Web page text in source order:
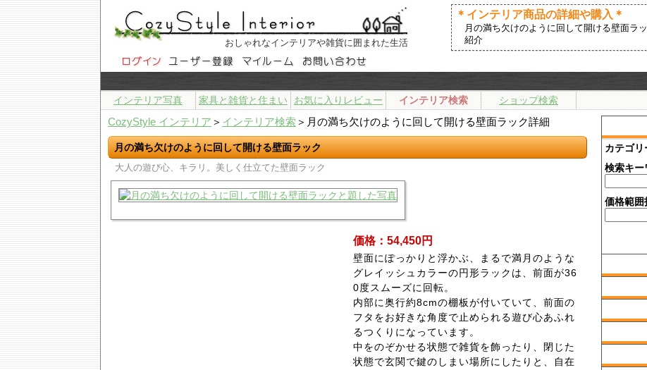
おしゃれなインテリアや雑貨に囲まれた生活
＊インテリア商品の詳細や購入＊
月の満ち欠けのように回して開ける壁面ラ
紹介
インテリア写真 家具と雑貨と住まい お気に入りレビュー インテリア検索
ショップ検索
CozyStyle インテリア ＞ インテリア検索 ＞月の満ち欠けのように回して開ける壁面ラック詳細
月の満ち欠けのように回して開ける壁面ラック
大人の遊び心、キラリ。美しく仕立てた壁面ラック
価格：54,450円
壁面にぽっかりと浮かぶ、まるで満月のような
グレイッシュカラーの円形ラックは、前面が36
0度スムーズに回転。
内部に奥行約8cmの棚板が付いていて、前面の
フタをお好きな角度で止められる遊び心あふれ
るつくりになっています。
中をのぞかせる状態で雑貨を飾ったり、閉じた
状態で玄関で鍵のしまい場所にしたりと、自在
カテゴリ
検索キー
価格範囲